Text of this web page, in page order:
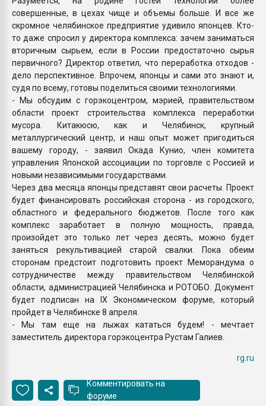
совершенные, в цехах чище и объемы больше. И все же
скромное челябинское предприятие удивило японцев. Кто-
то даже спросил у директора комплекса: зачем заниматься
вторичным сырьем, если в России предостаточно сырья
первичного? Директор ответил, что переработка отходов -
дело перспективное. Впрочем, японцы и сами это знают и,
судя по всему, готовы поделиться своими технологиями.
- Мы обсудим с горэкоцентром, мэрией, правительством
области проект строительства комплекса переработки
мусора. Китакюсю, как и Челябинск, крупный
металлургический центр, и наш опыт может пригодиться
вашему городу, - заявил Окада Кунио, член комитета
управления Японской ассоциации по торговле с Россией и
новыми независимыми государствами.
Через два месяца японцы представят свои расчеты. Проект
будет финансировать российская сторона - из городского,
областного и федерального бюджетов. После того как
комплекс заработает в полную мощность, правда,
произойдет это только лет через десять, можно будет
заняться рекультивацией старой свалки. Пока обеим
сторонам предстоит подготовить проект Меморандума о
сотрудничестве между правительством Челябинской
области, администрацией Челябинска и РОТОБО. Документ
будет подписан на IX Экономическом форуме, который
пройдет в Челябинске 8 апреля.
- Мы там еще на лыжах кататься будем! - мечтает
заместитель директора горэкоцентра Рустам Галиев.
rg.ru
Комментировать на
форуме